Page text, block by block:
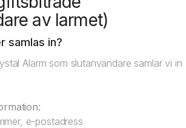
av larmet)
samlas in?
Alarm som slutanvändare samlar vi in
e-postadress